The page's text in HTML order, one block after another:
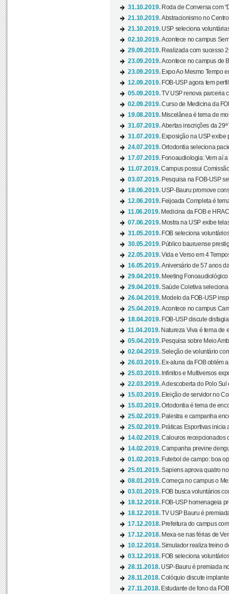
31.10.2019. Roda de Conversa com
21.10.2019.Abstracionismo no
21.10.2019. USP seleciona
02.10.2019.Acontece no campus
29.09.2019. Realizada com sucesso
23.09.2019.Acontece no campus de
23.09.2019. Expo Ao Mesmo Tempo
12.09.2019. FOB-USP agora tem
05.09.2019.TV USP renova parceria
02.09.2019.Curso de Medicina da
19.08.2019. Miscelânea é tema de
31.07.2019.Abertas inscrições da 29ª
31.07.2019. Exposição na USP exibe
24.07.2019.Ortodontia seleciona
17.07.2019. Fonoaudiologia: Vem aí
11.07.2019.Campus possui
03.07.2019. Pesquisa na FOB-USP
18.06.2019. USP-Bauru promove
12.06.2019. Feijoada Completa é
11.06.2019. Medicina da FOB e
07.06.2019. Mostra na USP exibe
31.05.2019. FOB seleciona
30.05.2019. Público bauruense
22.05.2019.Vida e Verso em 4
16.05.2019.Aniversário de 57 anos
29.04.2019. Meeting
29.04.2019.Saúde Coletiva
26.04.2019. Modelo da FOB-USP
25.04.2019.Acontece no campus
18.04.2019. FOB-USP discute
11.04.2019. Natureza Viva é tema de
05.04.2019. Pesquisa sobre Meio
02.04.2019.Seleção de voluntário
26.03.2019. Ex-aluna da FOB obtém
25.03.2019. Infinitos e Multiversos
22.03.2019.A descoberta do Polo Sul
15.03.2019. Eleição de servidor no
15.03.2019.Ortodontia é tema de
25.02.2019. Palestra e campanha
25.02.2019. Práticas Esportivas inicia
14.02.2019.Calouros recepcionados
14.02.2019.Campanha previne
01.02.2019. Futebol de campo: boa
25.01.2019.Sapiens aprova quatro
08.01.2019.Começa no campus o
03.01.2019. FOB busca voluntários
18.12.2018. FOB-USP homenageia
18.12.2018.TV USP Bauru é
17.12.2018. Prefeitura do campus
17.12.2018. Mexa-se nas férias de
10.12.2018.Simulador realiza treino
03.12.2018. FOB seleciona
28.11.2018. USP-Bauru é premiada
28.11.2018.Colóquio discute
27.11.2018. Estudante de fono da